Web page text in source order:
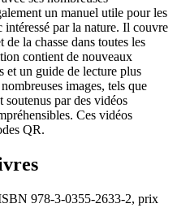
un manuel utile pour les
intéressé par la nature. Il couvre
la chasse dans toutes les
contient de nouveaux
et un guide de lecture plus
images, tels que
soutenus par des vidéos
Ces vidéos
QR.
978-3-0355-2633-2, prix